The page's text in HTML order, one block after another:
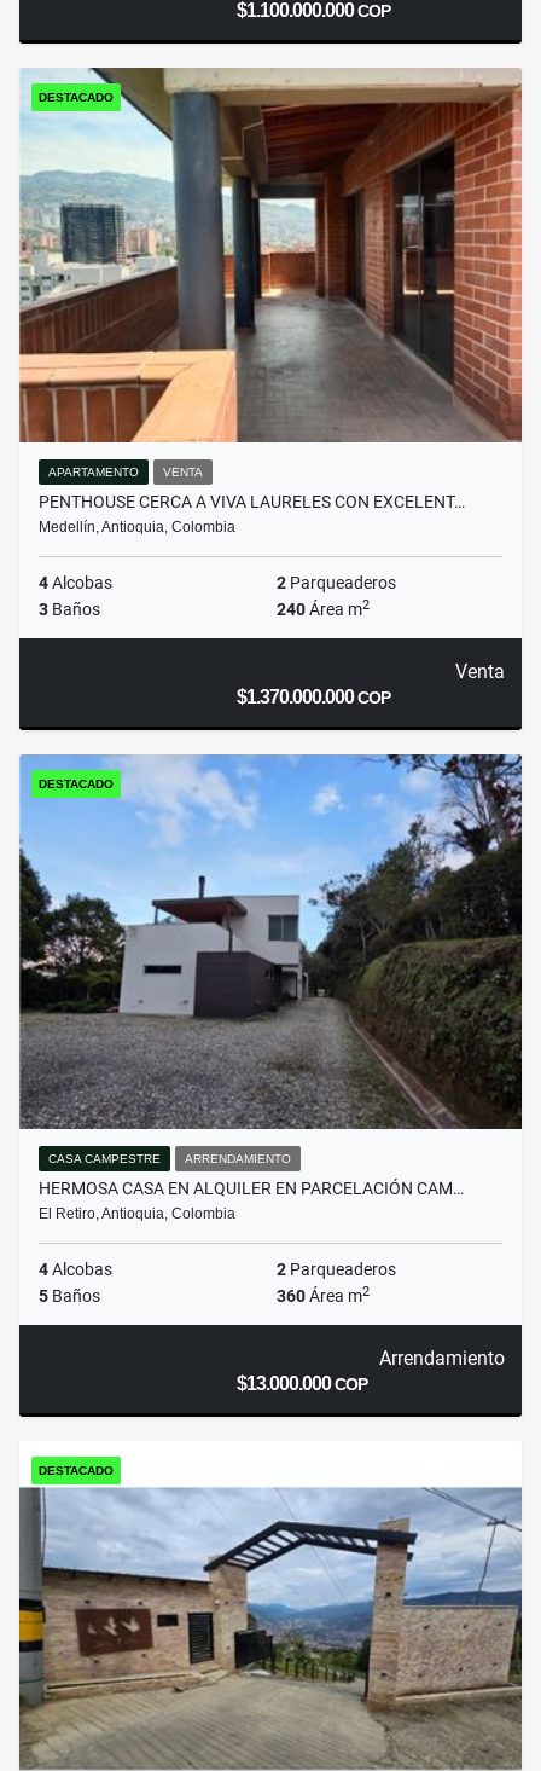
$1.100.000.000COP
DESTACADO
APARTAMENTO VENTA
PENTHOUSE CERCA A VIVA LAURELES CON EXCELENT…
Medellín, Antioquia, Colombia
4Alcobas 2 Parqueaderos
3 Baños 240Área m2
Venta
$1.370.000.000COP
DESTACADO
CASA CAMPESTRE ARRENDAMIENTO
HERMOSA CASA EN ALQUILER EN PARCELACIÓN CAM…
El Retiro, Antioquia, Colombia
4Alcobas 2 Parqueaderos
5 Baños 360Área m2
Arrendamiento
$13.000.000COP
DESTACADO